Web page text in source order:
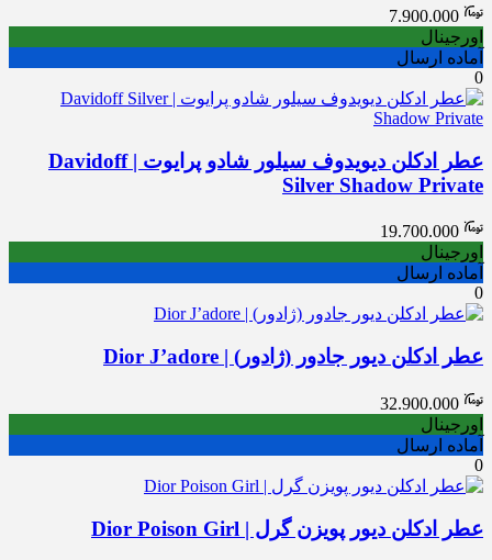
7.900.000
اورجینال
آماده ارسال
0
عطر ادکلن دیویدوف سیلور شادو پرایوت | Davidoff
Silver Shadow Private
19.700.000
اورجینال
آماده ارسال
0
عطر ادکلن دیور جادور (ژادور) | Dior J’adore
32.900.000
اورجینال
آماده ارسال
0
عطر ادکلن دیور پویزن گرل | Dior Poison Girl